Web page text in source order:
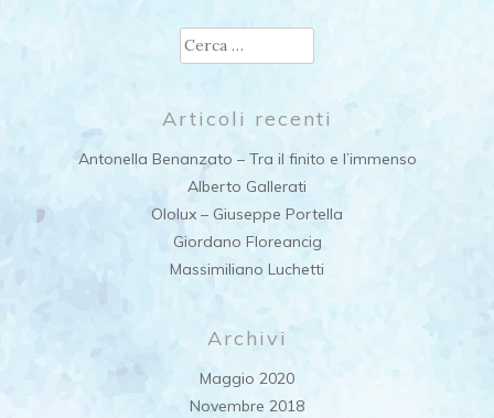
Ricerca
per:
Articoli recenti
Antonella Benanzato – Tra il finito e l’immenso
Alberto Gallerati
Ololux – Giuseppe Portella
Giordano Floreancig
Massimiliano Luchetti
Archivi
Maggio 2020
Novembre 2018